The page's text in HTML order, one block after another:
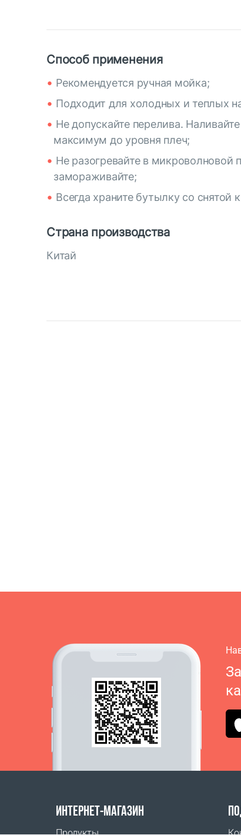
Способ применения
Рекомендуется ручная мойка;
Подходит для холодных и теплых
Не допускайте перелива.
максимум до уровня плеч;
Не разогревайте в микроволновой
замораживайте;
Всегда храните бутылку со снятой
Страна производства
Китай
ИНТЕРНЕТ-МАГАЗИН